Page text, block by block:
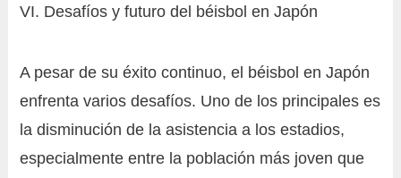
VI. Desafíos y futuro del béisbol en Japón
A pesar de su éxito continuo, el béisbol en Japón
enfrenta varios desafíos. Uno de los principales es
la disminución de la asistencia a los estadios,
especialmente entre la población más joven que